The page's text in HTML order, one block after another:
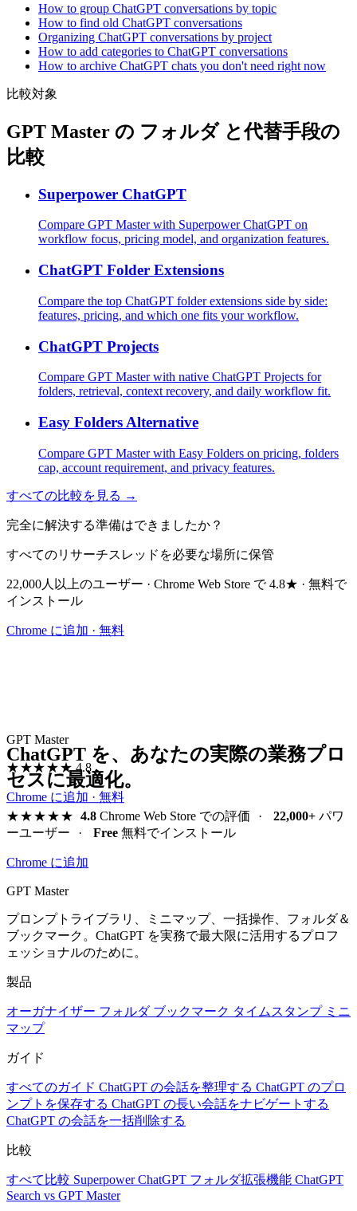
How to group ChatGPT conversations by topic
How to find old ChatGPT conversations
Organizing ChatGPT conversations by project
How to add categories to ChatGPT conversations
How to archive ChatGPT chats you don't need right now
比較対象
GPT Master の フォルダ と代替手段の
比較
Superpower ChatGPT
Compare GPT Master with Superpower ChatGPT on
workflow focus, pricing model, and organization features.
ChatGPT Folder Extensions
Compare the top ChatGPT folder extensions side by side:
features, pricing, and which one fits your workflow.
ChatGPT Projects
Compare GPT Master with native ChatGPT Projects for
folders, retrieval, context recovery, and daily workflow fit.
Easy Folders Alternative
Compare GPT Master with Easy Folders on pricing, folders
cap, account requirement, and privacy features.
すべての比較を見る →
完全に解決する準備はできましたか？
すべてのリサーチスレッドを必要な場所に保管
22,000人以上のユーザー · Chrome Web Store で 4.8★ · 無料で
インストール
Chrome に追加 · 無料
GPT Master
★★★★★4.8
Chrome に追加 · 無料
ChatGPT を、あなたの実際の業務プロ
セスに最適化。
★★★★★ 4.8Chrome Web Store での評価 · 22,000+パワ
ーユーザー
· Free 無料でインストール
Chrome に追加
GPT Master
プロンプトライブラリ、ミニマップ、一括操作、フォルダ＆
ブックマーク。ChatGPT を実務で最大限に活用するプロフ
ェッショナルのために。
製品
オーガナイザー フォルダ ブックマーク タイムスタンプ ミニ
マップ
ガイド
すべてのガイド ChatGPT の会話を整理する ChatGPT のプロ
ンプトを保存する ChatGPT の長い会話をナビゲートする
ChatGPT の会話を一括削除する
比較
すべて比較 Superpower ChatGPT フォルダ拡張機能 ChatGPT
Search vs GPT Master